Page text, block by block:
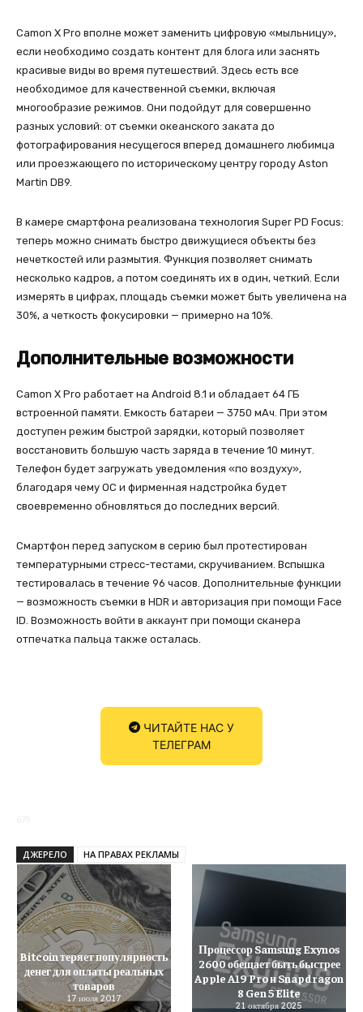
Camon X Pro вполне может заменить цифровую «мыльницу»,
если необходимо создать контент для блога или заснять
красивые виды во время путешествий. Здесь есть все
необходимое для качественной съемки, включая
многообразие режимов. Они подойдут для совершенно
разных условий: от съемки океанского заката до
фотографирования несущегося вперед домашнего любимца
или проезжающего по историческому центру городу Aston
Martin DB9.
В камере смартфона реализована технология Super PD Focus:
теперь можно снимать быстро движущиеся объекты без
нечеткостей или размытия. Функция позволяет снимать
несколько кадров, а потом соединять их в один, четкий. Если
измерять в цифрах, площадь съемки может быть увеличена на
30%, а четкость фокусировки — примерно на 10%.
Дополнительные возможности
Camon X Pro работает на Android 8.1 и обладает 64 ГБ
встроенной памяти. Емкость батареи — 3750 мАч. При этом
доступен режим быстрой зарядки, который позволяет
восстановить большую часть заряда в течение 10 минут.
Телефон будет загружать уведомления «по воздуху»,
благодаря чему ОС и фирменная надстройка будет
своевременно обновляться до последних версий.
Смартфон перед запуском в серию был протестирован
температурными стресс-тестами, скручиванием. Вспышка
тестировалась в течение 96 часов. Дополнительные функции
— возможность съемки в HDR и авторизация при помощи Face
ID. Возможность войти в аккаунт при помощи сканера
отпечатка пальца также осталась.
ЧИТАЙТЕ НАС У
ТЕЛЕГРАМ
ДЖЕРЕЛО НА ПРАВАХ РЕКЛАМЫ
Bitcoin теряет популярность
денег для оплаты реальных
товаров
17 июля 2017
Процессор Samsung Exynos
2600 обещает быть быстрее
Apple A19 Pro и Snapdragon
8 Gen 5 Elite
21 октября 2025